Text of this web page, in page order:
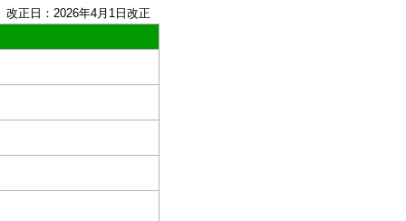
改正日：2026年4月1日改正